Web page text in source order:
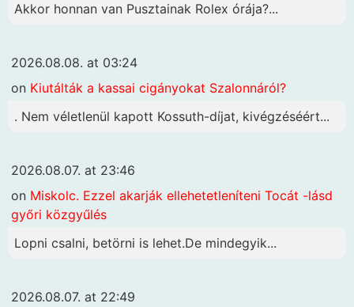
Akkor honnan van Pusztainak Rolex órája?...
2026.08.08. at 03:24
on Kiutálták a kassai cigányokat Szalonnáról?
. Nem véletlenül kapott Kossuth-díjat, kivégzéséért...
2026.08.07. at 23:46
on Miskolc. Ezzel akarják ellehetetleníteni Tocát -lásd
győri közgyűlés
Lopni csalni, betörni is lehet.De mindegyik...
2026.08.07. at 22:49